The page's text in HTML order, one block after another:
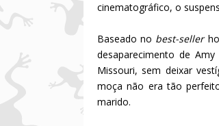
cinematográfico, o
Baseado no best-seller
desaparecimento de
Missouri, sem deixar
moça não era tão
marido.